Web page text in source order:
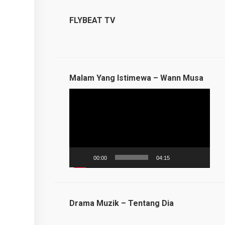
FLYBEAT TV
Malam Yang Istimewa – Wann Musa
00:00 04:15
Drama Muzik – Tentang Dia